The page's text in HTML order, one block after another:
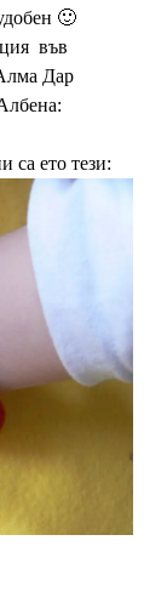
🙂
във
Дар
са ето тези: